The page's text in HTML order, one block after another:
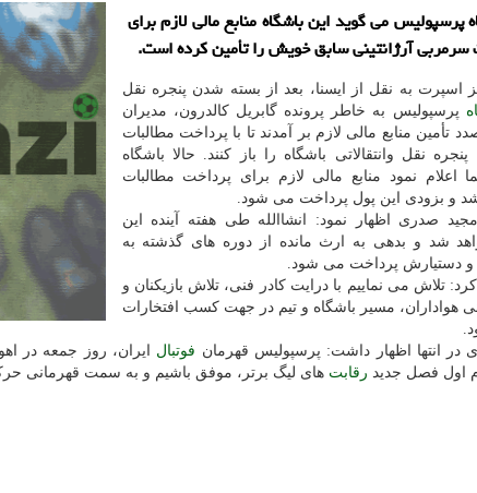
می گوید این باشگاه منابع مالی لازم برای
سرمربی آرژانتینی سابق خویش را تأمین کرده است.
اسپرت به نقل از ایسنا، بعد از بسته شدن پنجره نقل
پرسپولیس به خاطر پرونده گابریل کالدرون، مدیران
تأمین منابع مالی لازم بر آمدند تا با پرداخت مطالبات
پنجره نقل وانتقالاتی باشگاه را باز کنند. حالا باشگاه
اعلام نمود منابع مالی لازم برای پرداخت مطالبات
شد و بزودی این پول پرداخت می شود.
صدری اظهار نمود: انشاالله طی هفته آینده این
شد و بدهی به ارث مانده از دوره های گذشته به
و دستیارش پرداخت می شود.
تلاش می نماییم با درایت کادر فنی، تلاش بازیکنان و
هواداران، مسیر باشگاه و تیم در جهت کسب افتخارات
در انتها اظهار داشت: پرسپولیس قهرمان فوتبال ایران، روز جمعه در
اول فصل جدید رقابت های لیگ برتر، موفق باشیم و به سمت قهرمانی